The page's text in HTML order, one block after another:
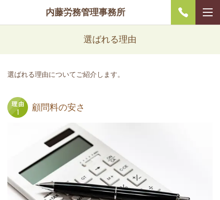
内藤労務管理事務所
選ばれる理由
選ばれる理由についてご紹介します。
顧問料の安さ